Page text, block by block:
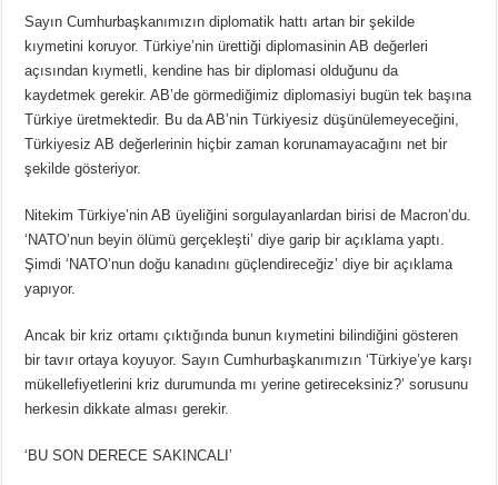
Sayın Cumhurbaşkanımızın diplomatik hattı artan bir şekilde
kıymetini koruyor. Türkiye’nin ürettiği diplomasinin AB değerleri
açısından kıymetli, kendine has bir diplomasi olduğunu da
kaydetmek gerekir. AB’de görmediğimiz diplomasiyi bugün tek başına
Türkiye üretmektedir. Bu da AB’nin Türkiyesiz düşünülemeyeceğini,
Türkiyesiz AB değerlerinin hiçbir zaman korunamayacağını net bir
şekilde gösteriyor.
Nitekim Türkiye’nin AB üyeliğini sorgulayanlardan birisi de Macron’du.
‘NATO’nun beyin ölümü gerçekleşti’ diye garip bir açıklama yaptı.
Şimdi ‘NATO’nun doğu kanadını güçlendireceğiz’ diye bir açıklama
yapıyor.
Ancak bir kriz ortamı çıktığında bunun kıymetini bilindiğini gösteren
bir tavır ortaya koyuyor. Sayın Cumhurbaşkanımızın ‘Türkiye’ye karşı
mükellefiyetlerini kriz durumunda mı yerine getireceksiniz?’ sorusunu
herkesin dikkate alması gerekir.
‘BU SON DERECE SAKINCALI’